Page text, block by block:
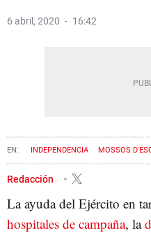
6 abril, 2020 16:42
INDEPENDENCIA MOSSOS
EJÉRCITO PROCÉS
Redacción
La ayuda del Ejército en
hospitales de campaña, la